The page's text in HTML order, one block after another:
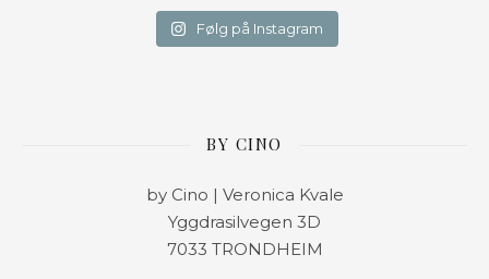
Følg på Instagram
BY CINO
by Cino | Veronica Kvale
Yggdrasilvegen 3D
7033 TRONDHEIM